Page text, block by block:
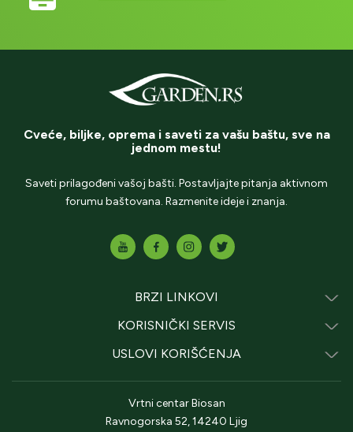
Cveće, biljke, oprema i saveti za vašu baštu, sve na
jednom mestu!
Saveti prilagođeni vašoj bašti. Postavljajte pitanja aktivnom
forumu baštovana. Razmenite ideje i znanja.
BRZI LINKOVI
KORISNIČKI SERVIS
USLOVI KORIŠĆENJA
Vrtni centar Biosan
Ravnogorska 52, 14240 Ljig